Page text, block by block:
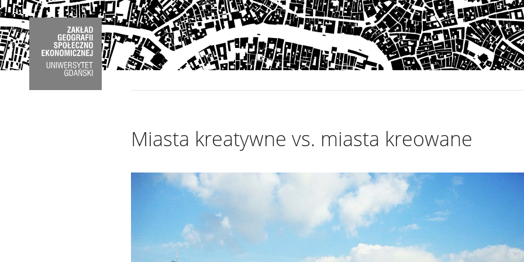
Miasta kreatywne vs. miasta kreowane